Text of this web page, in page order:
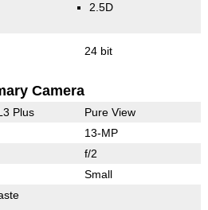
2.5D
24 bit
Camera
Plus Pure View
13-MP
f/2
Small